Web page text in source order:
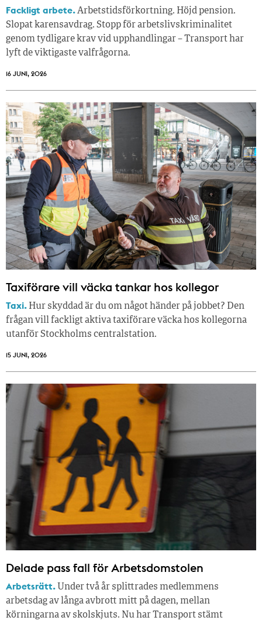
Fackligt arbete.Arbetstidsförkortning. Höjd pension.
Slopat karensavdrag. Stopp för arbetslivskriminalitet
genom tydligare krav vid upphandlingar – Transport har
lyft de viktigaste valfrågorna.
16 JUNI, 2026
Taxiförare vill väcka tankar hos kollegor
Taxi. Hur skyddad är du om något händer på jobbet? Den
frågan vill fackligt aktiva taxiförare väcka hos kollegorna
utanför Stockholms centralstation.
15 JUNI, 2026
Delade pass fall för Arbetsdomstolen
Arbetsrätt. Under två år splittrades medlemmens
arbetsdag av långa avbrott mitt på dagen, mellan
körningarna av skolskjuts. Nu har Transport stämt